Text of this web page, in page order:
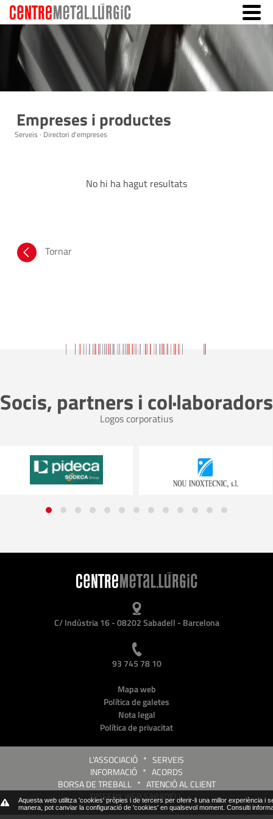
Aquesta web utilitza 'cookies' pròpies i de tercers per oferir-li una millor experiència
manera, pot canviar la configuració de 'cookies' en qualsevol moment. Consulti
Empreses i productes
Serveis · Directori d'empreses
No hi ha hagut resultats
Tornar
Socis, partners i col·laboradors
Logos corporatius
C/ Indústria 16 - 08202 Sabadell - Barcelona
93 745 78 10
Mapa web
Política de galetes
Nota legal
Política de privacitat
L'ASSOCIACIÓ * SERVEIS
INFORMACIÓ * ACORDS
BORSA DE TREBALL* ATENCIÓ AL CLIENT
DISSENY WEB SABADELL